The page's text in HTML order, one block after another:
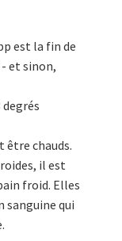
est la fin de
et sinon,
être chauds.
il est
froid. Elles
sanguine qui